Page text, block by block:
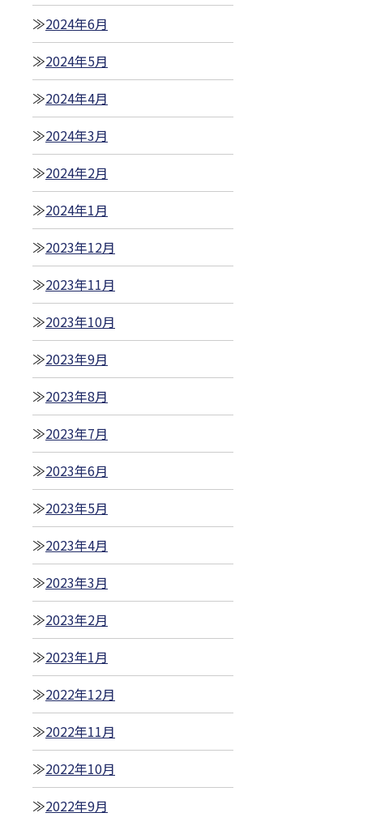
2024年6月
2024年5月
2024年4月
2024年3月
2024年2月
2024年1月
2023年12月
2023年11月
2023年10月
2023年9月
2023年8月
2023年7月
2023年6月
2023年5月
2023年4月
2023年3月
2023年2月
2023年1月
2022年12月
2022年11月
2022年10月
2022年9月